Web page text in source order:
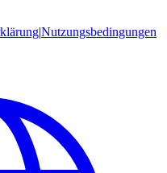
|Nutzungsbedingungen